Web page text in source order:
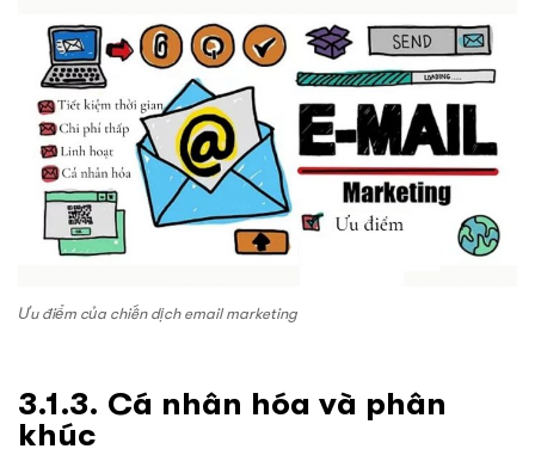
Ưu điểm của chiến dịch email marketing
3.1.3. Cá nhân hóa và phân
khúc